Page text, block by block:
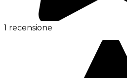
1 recensione